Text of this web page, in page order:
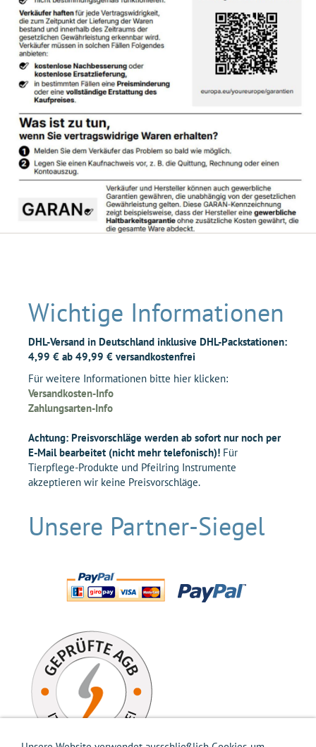
Wichtige Informationen
DHL-Versand in Deutschland inklusive DHL-Packstationen:
4,99 € ab 49,99 € versandkostenfrei
Für weitere Informationen bitte hier klicken:
Versandkosten-Info
Zahlungsarten-Info
Achtung: Preisvorschläge werden ab sofort nur noch per
E-Mail bearbeitet (nicht mehr telefonisch)! Für
Tierpflege-Produkte und Pfeilring Instrumente
akzeptieren wir keine Preisvorschläge.
Unsere Partner-Siegel